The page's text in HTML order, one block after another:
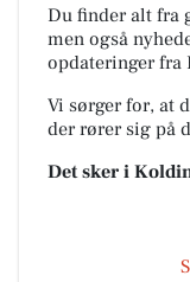
Du finder alt fra
men også
opdateringer fra
Vi sørger for, at
der rører sig på
Det sker i